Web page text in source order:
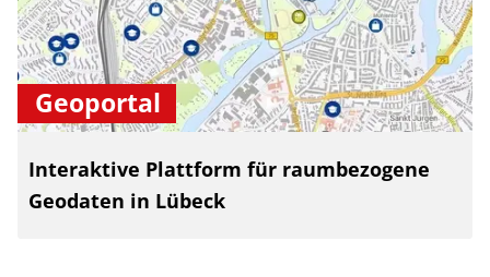
Geoportal
Interaktive Plattform für raumbezogene
Geodaten in Lübeck